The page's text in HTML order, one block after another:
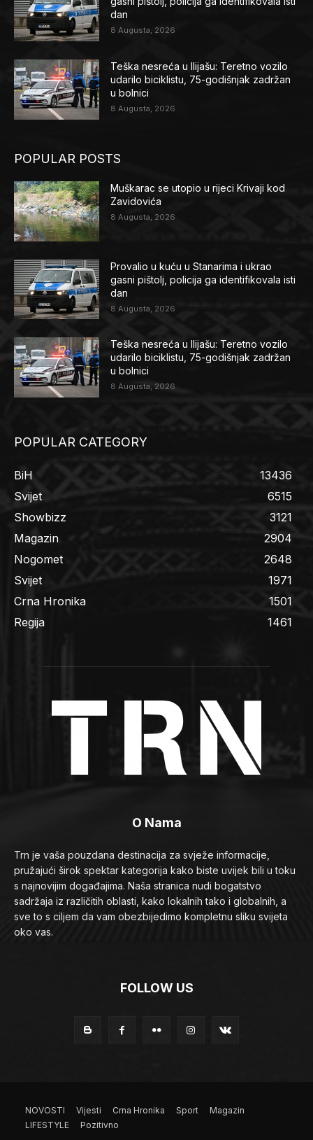
dan
8 Augusta, 2026
Teška nesreća u Ilijašu: Teretno vozilo
udarilo biciklistu, 75-godišnjak zadržan
u bolnici
8 Augusta, 2026
POPULAR POSTS
Muškarac se utopio u rijeci Krivaji kod
Zavidovića
8 Augusta, 2026
Provalio u kuću u Stanarima i ukrao
gasni pištolj, policija ga identifikovala isti
dan
8 Augusta, 2026
Teška nesreća u Ilijašu: Teretno vozilo
udarilo biciklistu, 75-godišnjak zadržan
u bolnici
8 Augusta, 2026
POPULAR CATEGORY
BiH
13436
Svijet
6515
Showbizz
3121
Magazin
2904
Nogomet
2648
Svijet
1971
Crna Hronika
1501
Regija
1461
O Nama
Trn je vaša pouzdana destinacija za svježe informacije,
pružajući širok spektar kategorija kako biste uvijek bili u toku
s najnovijim događajima. Naša stranica nudi bogatstvo
sadržaja iz različitih oblasti, kako lokalnih tako i globalnih, a
sve to s ciljem da vam obezbijedimo kompletnu sliku svijeta
oko vas.
FOLLOW US
NOVOSTI Vijesti Crna Hronika Sport
Magazin
LIFESTYLE
Pozitivno